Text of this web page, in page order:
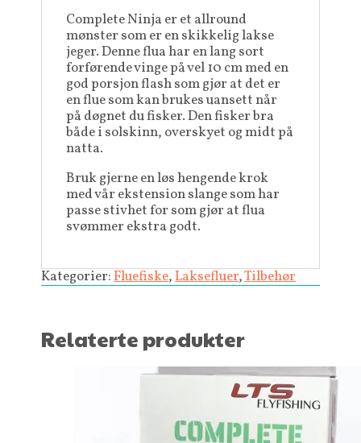
Complete Ninja er et allround
mønster som er en skikkelig lakse
jeger. Denne flua har en lang sort
forførende vinge på vel 10 cm med en
god porsjon flash som gjør at det er
en flue som kan brukes uansett når
på døgnet du fisker. Den fisker bra
både i solskinn, overskyet og midt på
natta.
Bruk gjerne en løs hengende krok
med vår ekstension slange som har
passe stivhet for som gjør at flua
svømmer ekstra godt.
Kategorier:Fluefiske,Laksefluer,Tilbehør
Relaterte produkter